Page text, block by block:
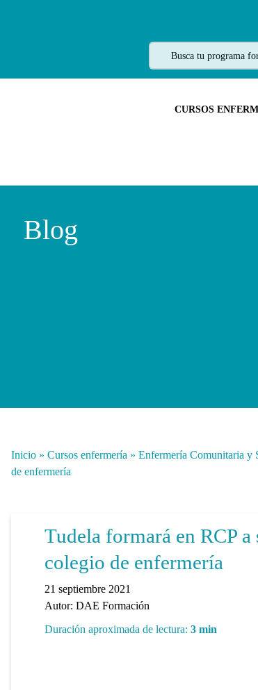
CURSOS
Blog
Inicio » Cursos enfermería » Enfermería Comunitaria y
de enfermería
Tudela formará en RCP
colegio de enfermería
21 septiembre 2021
Autor: DAE Formación
Duración aproximada de lectura: 3 min